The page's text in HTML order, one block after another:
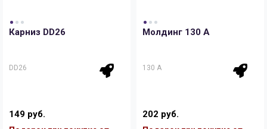
Карниз DD26
DD26
149 руб.
Молдинг 130 A
130 A
202 руб.